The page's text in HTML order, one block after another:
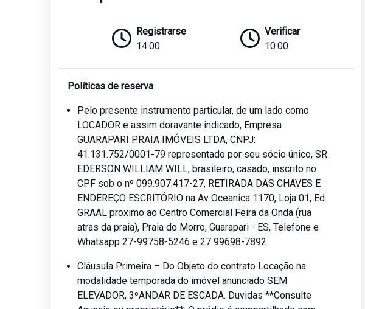
Registrarse
14:00
Verificar
10:00
Políticas de reserva
Pelo presente instrumento particular, de um lado como
LOCADOR e assim doravante indicado, Empresa
GUARAPARI PRAIA IMÓVEIS LTDA, CNPJ:
41.131.752/0001-79 representado por seu sócio único, SR.
EDERSON WILLIAM WILL, brasileiro, casado, inscrito no
CPF sob o nº 099.907.417-27, RETIRADA DAS CHAVES E
ENDEREÇO ESCRITÓRIO na Av Oceanica 1170, Loja 01, Ed
GRAAL proximo ao Centro Comercial Feira da Onda (rua
atras da praia), Praia do Morro, Guarapari - ES, Telefone e
Whatsapp 27-99758-5246 e 27 99698-7892.
Cláusula Primeira – Do Objeto do contrato Locação na
modalidade temporada do imóvel anunciado SEM
ELEVADOR, 3ºANDAR DE ESCADA. Duvidas **Consulte